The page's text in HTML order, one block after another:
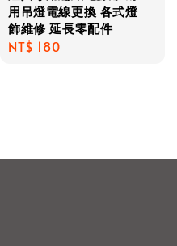
用吊燈電線更換 各式燈
飾維修 延長零配件
Regular
NT$ 180